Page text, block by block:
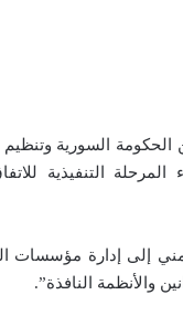
الحكومة السورية
التنفيذية
إلى إدارة مؤسسات
والأنظمة النافذة”.